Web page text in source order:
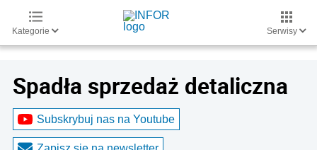
Kategorie Serwisy
Spadła sprzedaż detaliczna
Subskrybuj nas na Youtube